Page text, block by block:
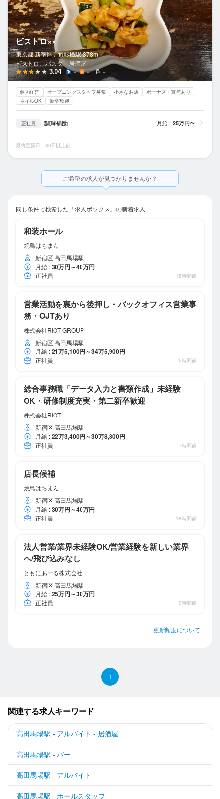
ビストロ××
東京都 新宿区 / 面影橋駅 378m
ビストロ、パスタ、居酒屋
3.04 － － －
個人経営 オープニングスタッフ募集 小さなお店
ボーナス・賞与あり
ネイルOK
新卒歓迎
正社員 調理補助 月給： 25万円〜
最終更新日：30日以上前
ご希望の求人が見つかりませんか？
同じ条件で検索した「求人ボックス」の新着求人
和装ホール
焼鳥はちまん
新宿区 高田馬場駅
月給 :30万円～40万円
正社員 18時間前
営業活動を裏から後押し・バックオフィス営業事
務・OJTあり
株式会社RIOT GROUP
新宿区 高田馬場駅
月給 :21万5,100円～34万5,900円
正社員 5時間前
総合事務職「データ入力と書類作成」未経験
OK・研修制度充実・第二新卒歓迎
株式会社RIOT
新宿区 高田馬場駅
月給 :22万3,400円～30万8,800円
正社員 7時間前
店長候補
焼鳥はちまん
新宿区 高田馬場駅
月給 :30万円～40万円
正社員 18時間前
法人営業/業界未経験OK/営業経験を新しい業界
へ/飛び込みなし
ともにあーる株式会社
新宿区 高田馬場駅
月給 :25万円～30万円
正社員 0時間前
更新頻度について
1
関連する求人キーワード
高田馬場駅 - アルバイト - 居酒屋
高田馬場駅 - バー
高田馬場駅 - アルバイト
高田馬場駅 - ホールスタッフ